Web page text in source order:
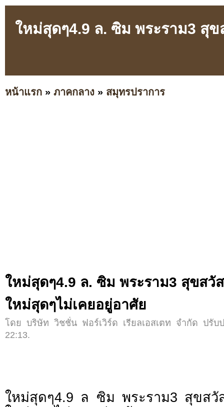
ใหม่สุดๆ4.9 ล. ซิม พระราม3 สุ
หน้าแรก » ภาคกลาง » สมุทรปราการ
ใหม่สุดๆ4.9 ล. ซิม พระราม3 สุขสวั
ใหม่สุดๆไม่เคยอยู่อาศัย
โดย บริษัท วิชชั่น ฟอร์เวิร์ด เรียลเอสเตท จำกัด ปรับ
22:13.
ใหม่สุดๆ4.9 ล ซิม พระราม3 สุขส